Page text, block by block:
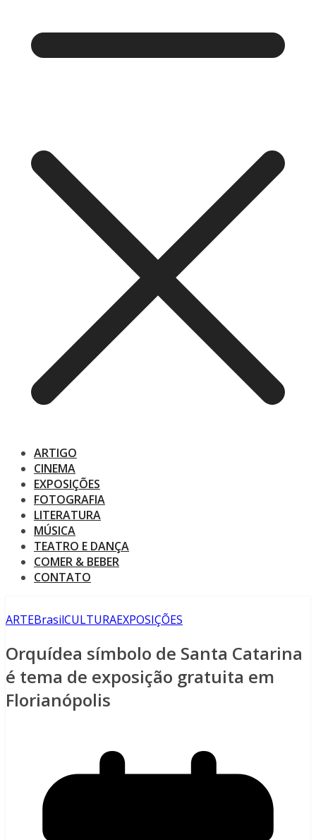
ARTIGO
CINEMA
EXPOSIÇÕES
FOTOGRAFIA
LITERATURA
MÚSICA
TEATRO E DANÇA
COMER & BEBER
CONTATO
ARTEBrasilCULTURAEXPOSIÇÕES
Orquídea símbolo de Santa Catarina
é tema de exposição gratuita em
Florianópolis